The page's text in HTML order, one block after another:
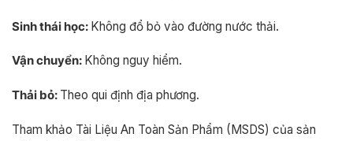
Sinh thái học: Không đổ bỏ vào đường nước thải.
Vận chuyển: Không nguy hiểm.
Thải bỏ: Theo qui định địa phương.
Tham khảo Tài Liệu An Toàn Sản Phẩm (MSDS) của sản